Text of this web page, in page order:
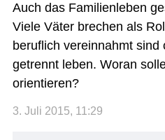
Auch das Familienleben
Viele Väter brechen als
beruflich vereinnahmt sind
getrennt leben. Woran
orientieren?
3. Juli 2015, 11:29